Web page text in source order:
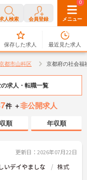
人検索 会員登録 メニュー
0
保存した求人
0
最近見た求人
都市山科区 京都府の社会福
の求人・転職一覧
件 ＋非公開求人
順 年収順
更新日：2026年07月22日
いデイやましな
株式